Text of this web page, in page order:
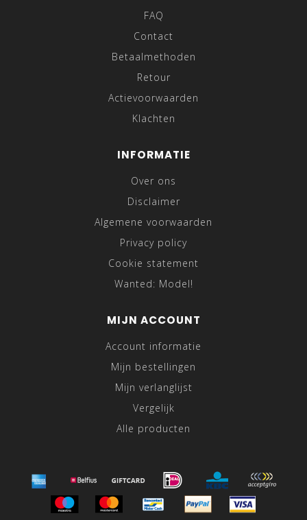
FAQ
Contact
Betaalmethoden
Retour
Actievoorwaarden
Klachten
INFORMATIE
Over ons
Disclaimer
Algemene voorwaarden
Privacy policy
Cookie statement
Wanted: Model!
MIJN ACCOUNT
Account informatie
Mijn bestellingen
Mijn verlanglijst
Vergelijk
Alle producten